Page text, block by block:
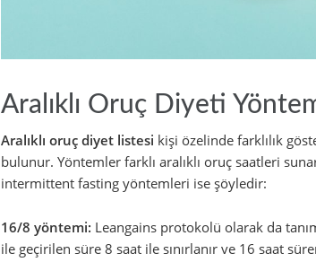
Aralıklı Oruç Diyeti
Aralıklı oruç diyet listesi kişi özelinde farklılık
bulunur. Yöntemler farklı aralıklı oruç saatleri
intermittent fasting yöntemleri ise şöyledir:
16/8 yöntemi: Leangains protokolü olarak da
ile geçirilen süre 8 saat ile sınırlanır ve 16 saat